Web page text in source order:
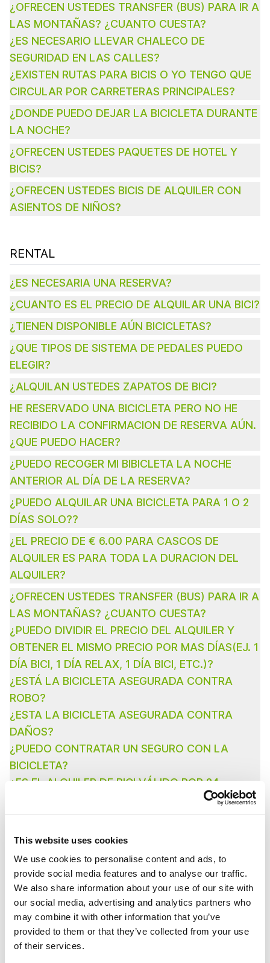
This website uses cookies
We use cookies to personalise content and ads, to
provide social media features and to analyse our traffic.
We also share information about your use of our site with
our social media, advertising and analytics partners who
may combine it with other information that you’ve
provided to them or that they’ve collected from your use
of their services.
¿OFRECEN USTEDES TRANSFER (BUS) PARA IR A
LAS MONTAÑAS? ¿CUANTO CUESTA?
¿ES NECESARIO LLEVAR CHALECO DE
SEGURIDAD EN LAS CALLES?
¿EXISTEN RUTAS PARA BICIS O YO TENGO QUE
CIRCULAR POR CARRETERAS PRINCIPALES?
¿DONDE PUEDO DEJAR LA BICICLETA DURANTE
LA NOCHE?
¿OFRECEN USTEDES PAQUETES DE HOTEL Y
BICIS?
¿OFRECEN USTEDES BICIS DE ALQUILER CON
ASIENTOS DE NIÑOS?
RENTAL
¿ES NECESARIA UNA RESERVA?
¿CUANTO ES EL PRECIO DE ALQUILAR UNA BICI?
¿TIENEN DISPONIBLE AÚN BICICLETAS?
¿QUE TIPOS DE SISTEMA DE PEDALES PUEDO
ELEGIR?
¿ALQUILAN USTEDES ZAPATOS DE BICI?
HE RESERVADO UNA BICICLETA PERO NO HE
RECIBIDO LA CONFIRMACION DE RESERVA AÚN.
¿QUE PUEDO HACER?
¿PUEDO RECOGER MI BIBICLETA LA NOCHE
ANTERIOR AL DÍA DE LA RESERVA?
¿PUEDO ALQUILAR UNA BICICLETA PARA 1 O 2
DÍAS SOLO??
¿EL PRECIO DE € 6.00 PARA CASCOS DE
ALQUILER ES PARA TODA LA DURACION DEL
ALQUILER?
¿OFRECEN USTEDES TRANSFER (BUS) PARA IR A
LAS MONTAÑAS? ¿CUANTO CUESTA?
¿PUEDO DIVIDIR EL PRECIO DEL ALQUILER Y
OBTENER EL MISMO PRECIO POR MAS DÍAS(EJ. 1
DÍA BICI, 1 DÍA RELAX, 1 DÍA BICI, ETC.)?
¿ESTÁ LA BICICLETA ASEGURADA CONTRA
ROBO?
¿ESTA LA BICICLETA ASEGURADA CONTRA
DAÑOS?
¿PUEDO CONTRATAR UN SEGURO CON LA
BICICLETA?
¿ES EL ALQUILER DE BICI VÁLIDO POR 24
EN MI HOTEL?
NO DISPONGO DE UNA TARJETA DE CREDITO EN
MI PODER. PUEDO DEJAR EL DEPOSITO EN
EFECTIVO (EN LA DEVOLUCIÓN)?
¿ALGUIEN PUEDE VENIR A RECOGERME SI
TENGO UN PROBLEMA EN LAS MONTAÑAS?